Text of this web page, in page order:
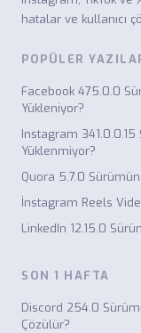
hatalar ve kullanıcı
POPÜLER
Facebook 475.0.0
Yükleniyor?
Instagram 341.0.0.15
Yüklenmiyor?
Quora 5.7.0
İnstagram Reels
LinkedIn 12.15.0
SON 1 HAFTA
Discord 254.0
Çözülür?